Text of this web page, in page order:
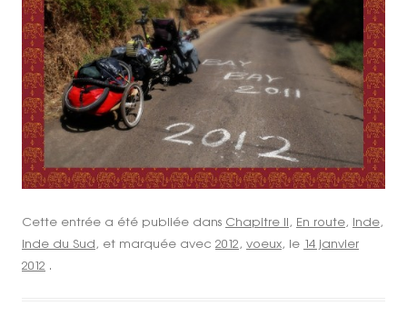
Cette entrée a été publiée dans Chapitre II, En route, Inde,
Inde du Sud, et marquée avec 2012, voeux, le 14 janvier
2012 .